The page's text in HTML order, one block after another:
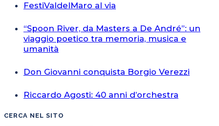
FestiValdelMaro al via
“Spoon River, da Masters a De André”: un
viaggio poetico tra memoria, musica e
umanità
Don Giovanni conquista Borgio Verezzi
Riccardo Agosti: 40 anni d’orchestra
CERCA NEL SITO